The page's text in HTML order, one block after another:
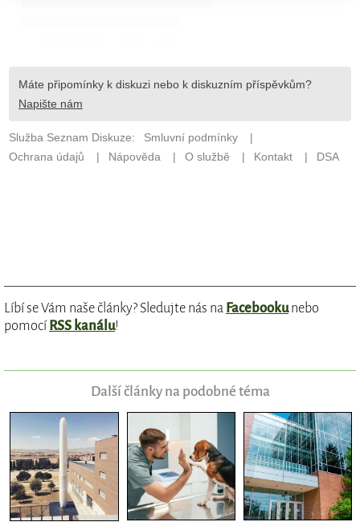
Líbí se Vám naše články? Sledujte nás na Facebookunebo
pomocíRSS kanálu!
Další články na podobné téma